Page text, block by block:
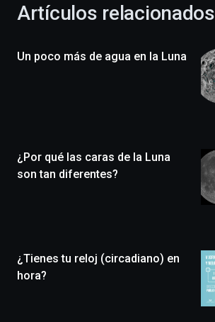
celebración
novena
un
festival
monólogos,
exposiciones,
Artículos relacionados
Un poco más de agua en la Luna
¿Por qué las caras de la Luna
son tan diferentes?
¿Tienes tu reloj (circadiano) en
hora?